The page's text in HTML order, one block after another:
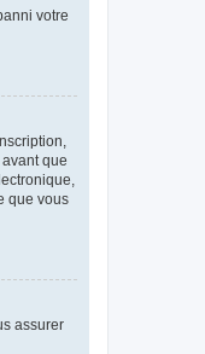
votre
que
que vous
assurer